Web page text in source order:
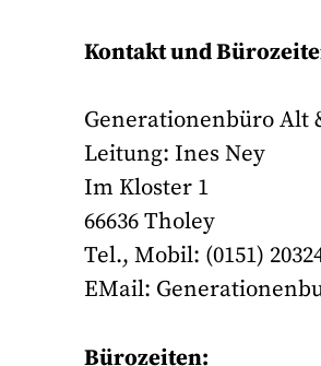
Kontakt und
Generationenbüro Alt
Leitung: Ines Ney
Im Kloster 1
66636 Tholey
Tel., Mobil: (0151)
EMail:
Bürozeiten: